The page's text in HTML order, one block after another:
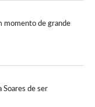
momento de grande
Soares de ser